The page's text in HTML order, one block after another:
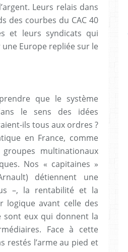
Leurs relais dans
des courbes du CAC 40
et leurs syndicats qui
Europe repliée sur le
que le système
le sens des idées
ils tous aux ordres ?
en France, comme
multinationaux
Nos « capitaines »
détiennent une
–, la rentabilité et la
logique avant celle des
sont eux qui donnent la
Face à cette
restés l’arme au pied et